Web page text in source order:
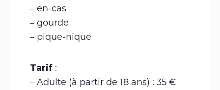
– en-cas
– gourde
– pique-nique
Tarif:
– Adulte (à partir de 18 ans) : 35 €